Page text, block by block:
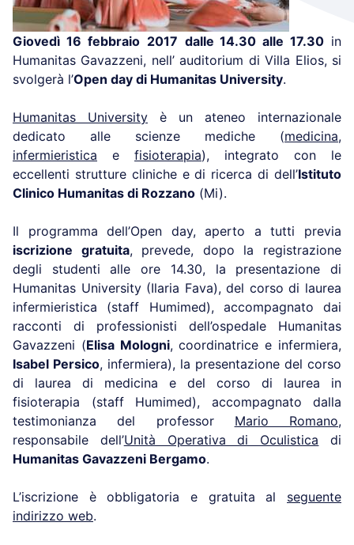
Giovedì 16 febbraio 2017 dalle 14.30 alle 17.30 in
Humanitas Gavazzeni, nell’ auditorium di Villa Elios, si
svolgerà l’Open day di Humanitas University.
Humanitas University è un ateneo internazionale
dedicato alle scienze mediche (medicina,
infermieristica e fisioterapia), integrato con le
eccellenti strutture cliniche e di ricerca di dell’Istituto
Clinico Humanitas di Rozzano (Mi).
Il programma dell’Open day, aperto a tutti previa
iscrizione gratuita, prevede, dopo la registrazione
degli studenti alle ore 14.30, la presentazione di
Humanitas University (Ilaria Fava), del corso di laurea
infermieristica (staff Humimed), accompagnato dai
racconti di professionisti dell’ospedale Humanitas
Gavazzeni (Elisa Mologni, coordinatrice e infermiera,
Isabel Persico, infermiera), la presentazione del corso
di laurea di medicina e del corso di laurea in
fisioterapia (staff Humimed), accompagnato dalla
testimonianza del professor Mario Romano,
responsabile dell’Unità Operativa di Oculistica di
Humanitas Gavazzeni Bergamo.
L’iscrizione è obbligatoria e gratuita al seguente
indirizzo web.